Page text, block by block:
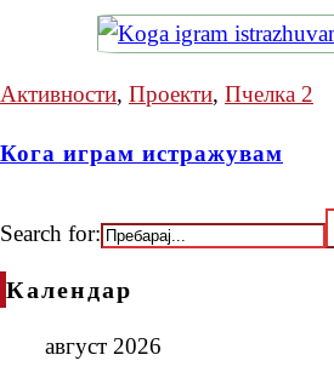
Активности, Проекти, Пчелка 2
Кога играм истражувам
Search for:
Календар
август 2026